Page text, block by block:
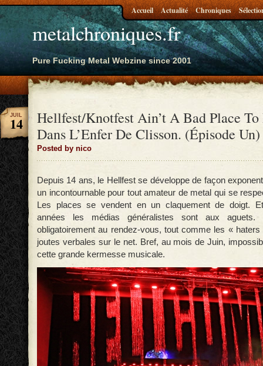
metalchroniques.fr
Pure Fucking Metal Webzine since 2001
Accueil Actualité Chroniques
Hellfest/Knotfest Ain’t A Bad Place To
Dans L’Enfer De Clisson. (Épisode Un)
Posted by nico
JUIL
14
Depuis 14 ans, le Hellfest se développe de façon
un incontournable pour tout amateur de metal qui se
Les places se vendent en un claquement de doigt.
années les médias généralistes sont aux aguets.
obligatoirement au rendez-vous, tout comme les «
joutes verbales sur le net. Bref, au mois de Juin,
cette grande kermesse musicale.